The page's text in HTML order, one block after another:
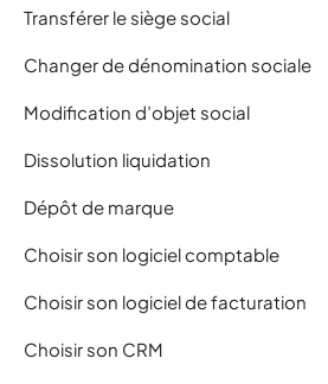
Transférer le siège social
Changer de dénomination sociale
Modification d’objet social
Dissolution liquidation
Dépôt de marque
Choisir son logiciel comptable
Choisir son logiciel de facturation
Choisir son CRM